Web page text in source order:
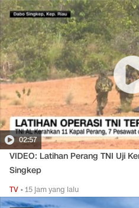
02:57
VIDEO: Latihan Perang TNI Uji
Singkep
TV •15 jam yang lalu